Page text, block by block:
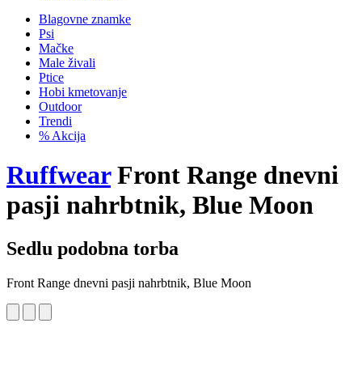
Blagovne znamke
Psi
Mačke
Male živali
Ptice
Hobi kmetovanje
Outdoor
Trendi
% Akcija
RuffwearFront Range dnevni
pasji nahrbtnik, Blue Moon
Sedlu podobna torba
Front Range dnevni pasji nahrbtnik, Blue Moon